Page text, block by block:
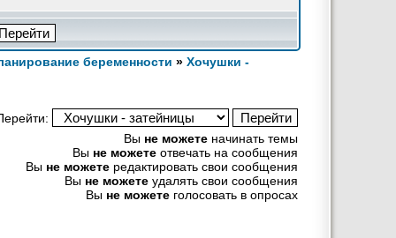
беременности » Хочушки -
Вы не можете начинать темы
Вы не можете отвечать на сообщения
Вы не можете редактировать свои сообщения
Вы не можете удалять свои сообщения
Вы не можете голосовать в опросах